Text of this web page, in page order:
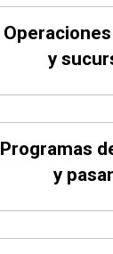
y
Programas
y